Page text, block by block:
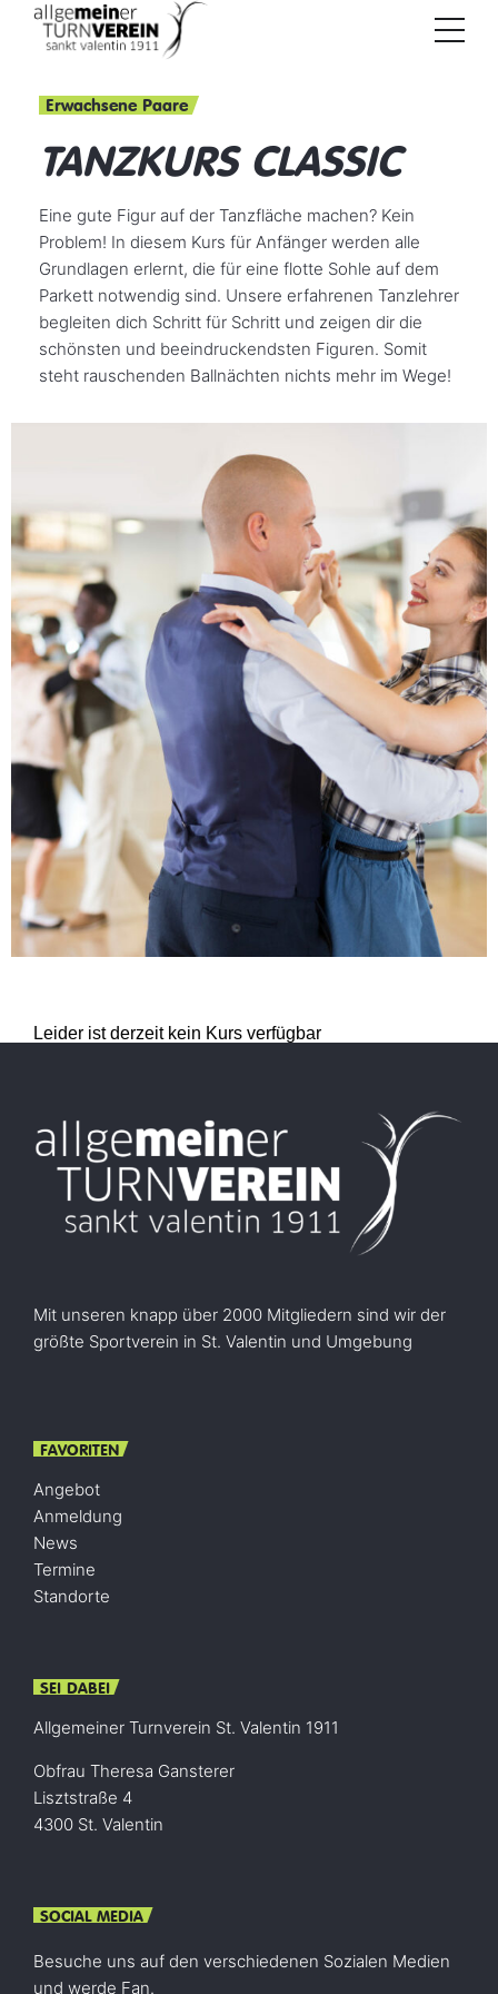
Erwachsene Paare
TANZKURS CLASSIC
Eine gute Figur auf der Tanzfläche machen? Kein
Problem! In diesem Kurs für Anfänger werden alle
Grundlagen erlernt, die für eine flotte Sohle auf dem
Parkett notwendig sind. Unsere erfahrenen Tanzlehrer
begleiten dich Schritt für Schritt und zeigen dir die
schönsten und beeindruckendsten Figuren. Somit
steht rauschenden Ballnächten nichts mehr im Wege!
Leider ist derzeit kein Kurs verfügbar
Mit unseren knapp über 2000 Mitgliedern sind wir der
größte Sportverein in St. Valentin und Umgebung
FAVORITEN
Angebot
Anmeldung
News
Termine
Standorte
SEI DABEI
Allgemeiner Turnverein St. Valentin 1911
Obfrau Theresa Gansterer
Lisztstraße 4
4300 St. Valentin
SOCIAL MEDIA
Besuche uns auf den verschiedenen Sozialen Medien
und werde Fan.